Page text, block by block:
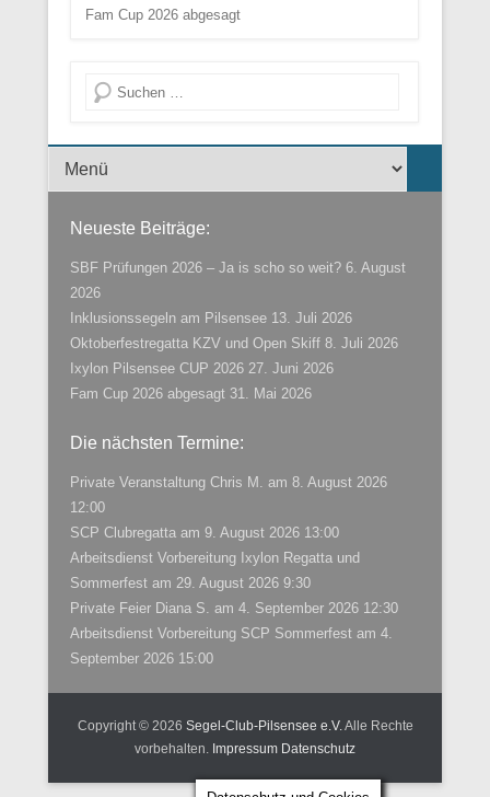
Fam Cup 2026 abgesagt
Suche
Menü der Fußzeile
Neueste Beiträge:
SBF Prüfungen 2026 – Ja is scho so weit? 6. August
2026
Inklusionssegeln am Pilsensee 13. Juli 2026
Oktoberfestregatta KZV und Open Skiff 8. Juli 2026
Ixylon Pilsensee CUP 2026 27. Juni 2026
Fam Cup 2026 abgesagt 31. Mai 2026
Die nächsten Termine:
Private Veranstaltung Chris M. am 8. August 2026
12:00
SCP Clubregatta am 9. August 2026 13:00
Arbeitsdienst Vorbereitung Ixylon Regatta und
Sommerfest am 29. August 2026 9:30
Private Feier Diana S. am 4. September 2026 12:30
Arbeitsdienst Vorbereitung SCP Sommerfest am 4.
September 2026 15:00
Copyright © 2026 Segel-Club-Pilsensee e.V.Alle Rechte
vorbehalten. Impressum Datenschutz